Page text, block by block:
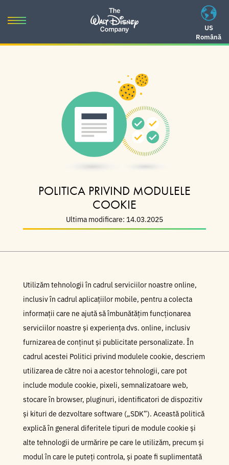
US
Română
Toggle
POLITICA PRIVIND MODULELE
COOKIE
Ultima modificare: 14.03.2025
Utilizăm tehnologii în cadrul serviciilor noastre online,
inclusiv în cadrul aplicațiilor mobile, pentru a colecta
informații care ne ajută să îmbunătățim funcționarea
serviciilor noastre și experiența dvs. online, inclusiv
furnizarea de conținut și publicitate personalizate. În
cadrul acestei Politici privind modulele cookie, descriem
utilizarea de către noi a acestor tehnologii, care pot
include module cookie, pixeli, semnalizatoare web,
stocare în browser, pluginuri, identificatori de dispozitiv
și kituri de dezvoltare software („SDK”). Această politică
explică în general diferitele tipuri de module cookie și
alte tehnologii de urmărire pe care le utilizăm, precum și
modul în care le puteți controla, și poate fi suplimentată